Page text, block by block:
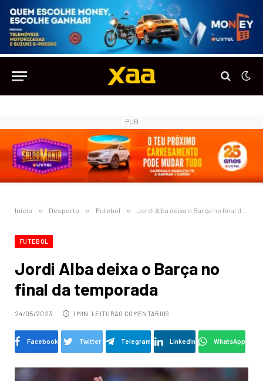
PUB
Início » Desporto » Futebol » Jordi Alba deixa o Barça no final da temporada
FUTEBOL
Jordi Alba deixa o Barça no
final da temporada
24/05/2023 1 MIN. LEITURA0 COMENTÁRIOS
Facebook Twitter Telegram LinkedIn WhatsApp